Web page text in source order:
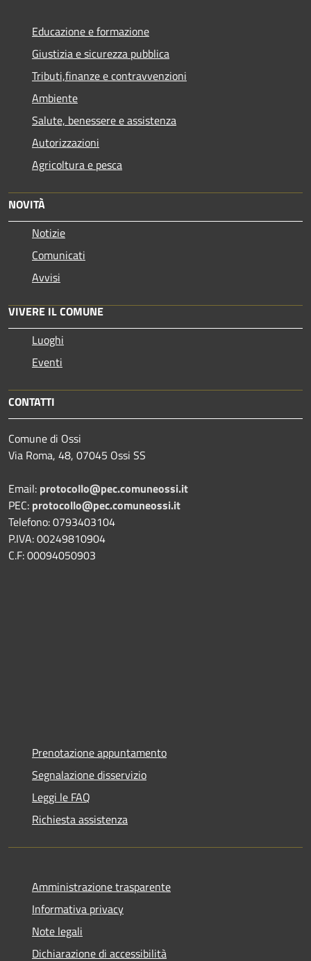
Educazione e formazione
Giustizia e sicurezza pubblica
Tributi,finanze e contravvenzioni
Ambiente
Salute, benessere e assistenza
Autorizzazioni
Agricoltura e pesca
NOVITÀ
Notizie
Comunicati
Avvisi
VIVERE IL COMUNE
Luoghi
Eventi
CONTATTI
Comune di Ossi
Via Roma, 48, 07045 Ossi SS
Email: protocollo@pec.comuneossi.it
PEC: protocollo@pec.comuneossi.it
Telefono: 0793403104
P.IVA: 00249810904
C.F: 00094050903
Prenotazione appuntamento
Segnalazione disservizio
Leggi le FAQ
Richiesta assistenza
Amministrazione trasparente
Informativa privacy
Note legali
Dichiarazione di accessibilità